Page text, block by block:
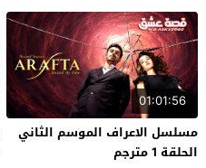
01:01:56
مسلسل الاعراف الموسم الثاني
الحلقة 1 مترجم